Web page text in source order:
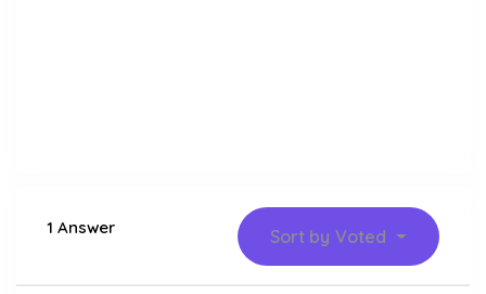
1 Answer Sort by Voted